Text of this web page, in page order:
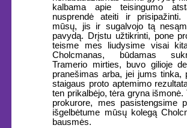
kalbama apie teisingumo
nusprendė ateiti ir
mūsų, jis ir sugalvojo tą
pavydą. Drįstu užtikrinti, pone
teisme mes liudysime visai
Cholcmanas, būdamas
Tramerio mirties, buvo gilioje
pranešimas arba, jei jums tinka,
staigaus proto aptemimo
ten prikalbėjo, tėra gryna išmonė.
prokurore, mes pasistengsime
išgelbėtume mūsų kolegą
bausmės.